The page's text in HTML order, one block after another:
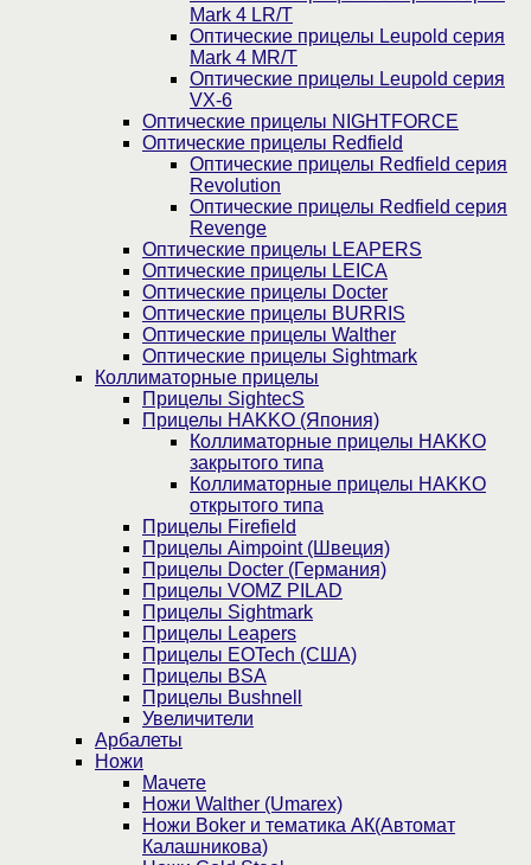
Mark 4 LR/T
Оптические прицелы Leupold серия
Mark 4 MR/T
Оптические прицелы Leupold серия
VX-6
Оптические прицелы NIGHTFORCE
Оптические прицелы Redfield
Оптические прицелы Redfield серия
Revolution
Оптические прицелы Redfield серия
Revenge
Оптические прицелы LEAPERS
Оптические прицелы LEICA
Оптические прицелы Docter
Оптические прицелы BURRIS
Оптические прицелы Walther
Оптические прицелы Sightmark
Коллиматорные прицелы
Прицелы SightecS
Прицелы HAKKO (Япония)
Коллиматорные прицелы HAKKO
закрытого типа
Коллиматорные прицелы HAKKO
открытого типа
Прицелы Firefield
Прицелы Aimpoint (Швеция)
Прицелы Docter (Германия)
Прицелы VOMZ PILAD
Прицелы Sightmark
Прицелы Leapers
Прицелы EOTech (США)
Прицелы BSA
Прицелы Bushnell
Увеличители
Арбалеты
Ножи
Мачете
Ножи Walther (Umarex)
Ножи Boker и тематика АК(Автомат
Калашникова)